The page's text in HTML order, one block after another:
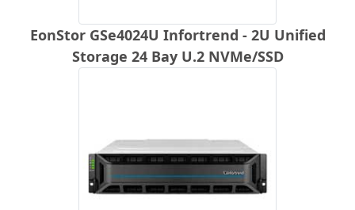
EonStor GSe4024U Infortrend - 2U Unified
Storage 24 Bay U.2 NVMe/SSD